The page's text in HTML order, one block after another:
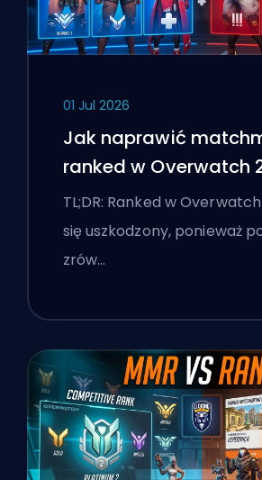
01 Jul 2026
Jak naprawić
ranked w Overwatch
'stomp'
TL;DR: Ranked w
się uszkodzony, ponieważ
zrów…